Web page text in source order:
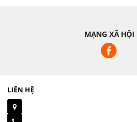
MẠNG XÃ HỘI
LIÊN HỆ